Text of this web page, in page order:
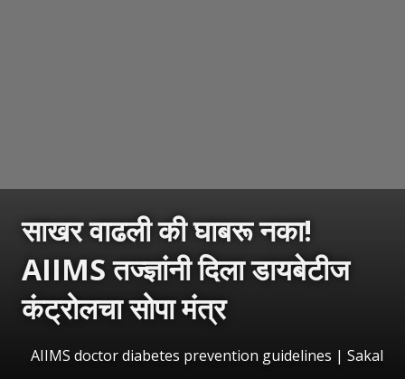
साखर वाढली की घाबरू नका!
AIIMS तज्ज्ञांनी दिला डायबेटीज
कंट्रोलचा सोपा मंत्र
AIIMS doctor diabetes prevention guidelines | Sakal